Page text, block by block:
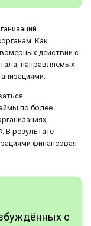
Как
действий с
направляемых
по более
В результате
финансовая
с